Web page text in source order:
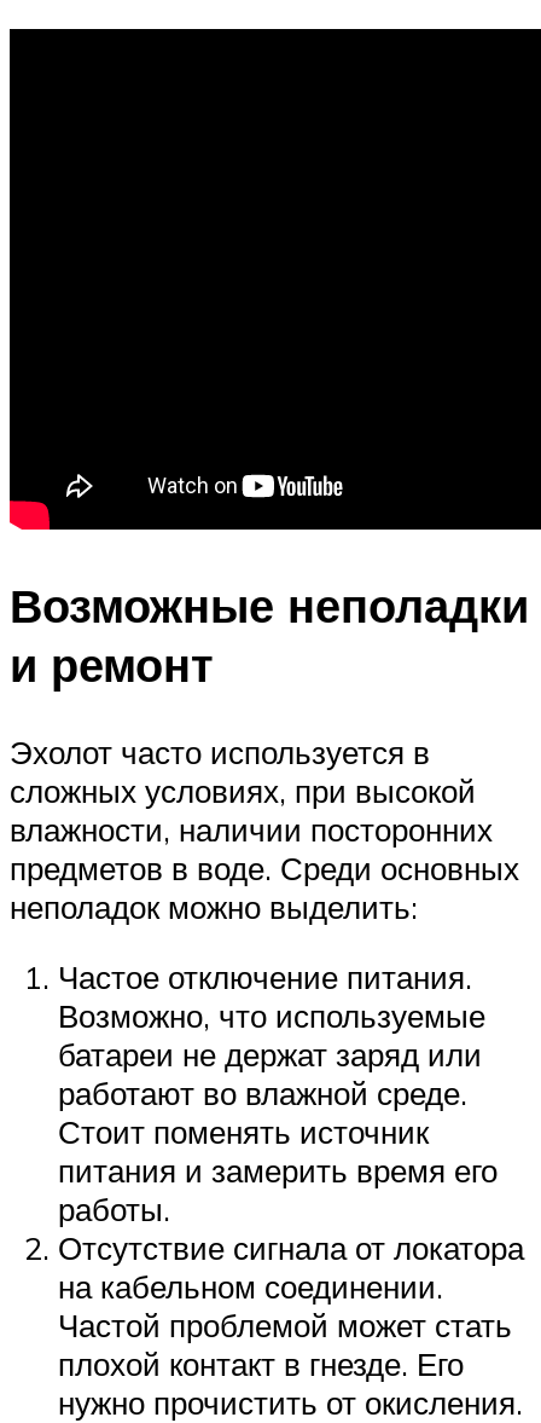
Возможные неполадки
и ремонт
Эхолот часто используется в
сложных условиях, при высокой
влажности, наличии посторонних
предметов в воде. Среди основных
неполадок можно выделить:
Частое отключение питания.
Возможно, что используемые
батареи не держат заряд или
работают во влажной среде.
Стоит поменять источник
питания и замерить время его
работы.
Отсутствие сигнала от локатора
на кабельном соединении.
Частой проблемой может стать
плохой контакт в гнезде. Его
нужно прочистить от окисления.